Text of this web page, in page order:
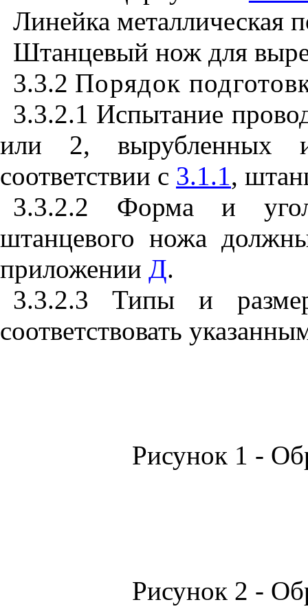
Линейка металлическая
Штанцевый нож для
3.3.2 Порядок
3.3.2.1 Испытание
или 2, вырубленных
соответствии с 3.1.1,
3.3.2.2 Форма и
штанцевого ножа
приложении Д.
3.3.2.3 Типы и
соответствовать
Рисунок 1 -
Рисунок 2 -